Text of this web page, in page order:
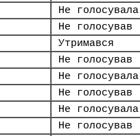
Не голосувала
Не голосував
Утримався
Не голосував
Не голосувала
Не голосував
Не голосувала
Не голосував